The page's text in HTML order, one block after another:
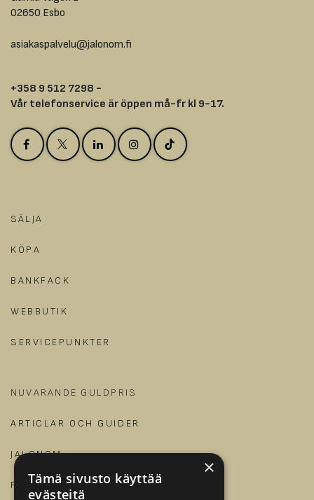
02650 Esbo
asiakaspalvelu@jalonom.fi
+358 9 512 7298 -
Vår telefonservice är öppen må-fr kl 9-17.
SÄLJA
KÖPA
BANKFACK
WEBBUTIK
SERVICEPUNKTER
NUVARANDE GULDPRIS
ARTICLAR OCH GUIDER
JALONOM
FÖR FÖRETAG
×
Tämä sivusto käyttää
evästeitä